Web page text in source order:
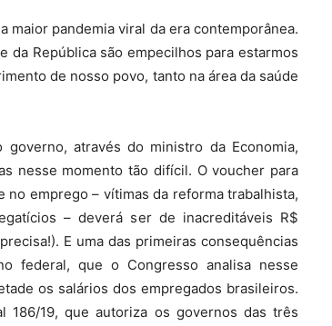
maior pandemia viral da era contemporânea.
da República são empecilhos para estarmos
de nosso povo, tanto na área da saúde
governo, através do ministro da Economia,
nesse momento tão difícil. O voucher para
emprego – vítimas da reforma trabalhista,
– deverá ser de inacreditáveis R$
E uma das primeiras consequências
federal, que o Congresso analisa nesse
os salários dos empregados brasileiros.
186/19, que autoriza os governos das três